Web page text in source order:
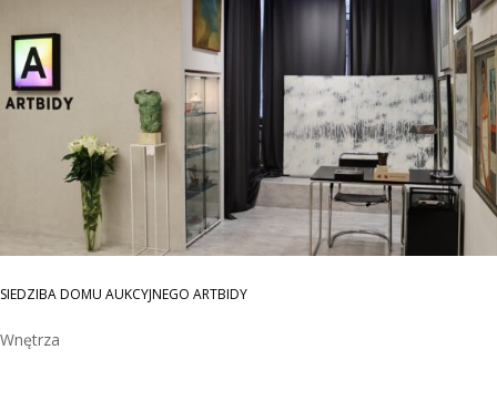
SIEDZIBA DOMU AUKCYJNEGO ARTBIDY
Wnętrza